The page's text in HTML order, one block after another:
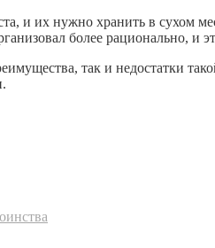
и их нужно хранить в сухом
более рационально, и
так и недостатки